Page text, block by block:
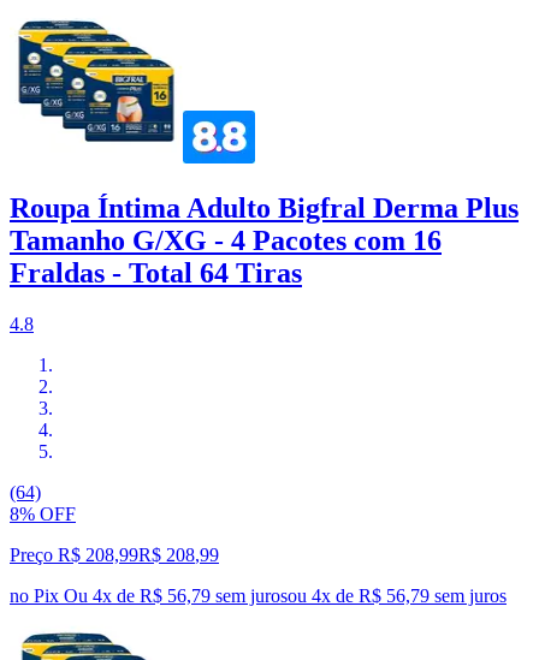
Roupa Íntima Adulto Bigfral Derma Plus
Tamanho G/XG - 4 Pacotes com 16
Fraldas - Total 64 Tiras
4.8
(64)
8% OFF
Preço R$ 208,99R$ 208,99
no Pix Ou 4x de R$ 56,79 sem jurosou 4x de R$ 56,79 sem juros